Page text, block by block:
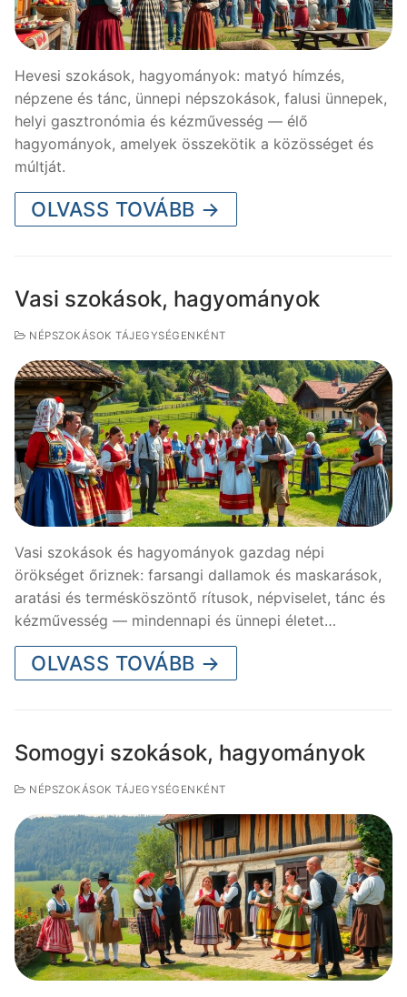
Hevesi szokások, hagyományok: matyó hímzés,
népzene és tánc, ünnepi népszokások, falusi ünnepek,
helyi gasztronómia és kézművesség — élő
hagyományok, amelyek összekötik a közösséget és
múltját.
OLVASS TOVÁBB →
Vasi szokások, hagyományok
NÉPSZOKÁSOK TÁJEGYSÉGENKÉNT
Vasi szokások és hagyományok gazdag népi
örökséget őriznek: farsangi dallamok és maskarások,
aratási és termésköszöntő rítusok, népviselet, tánc és
kézművesség — mindennapi és ünnepi életet…
OLVASS TOVÁBB →
Somogyi szokások, hagyományok
NÉPSZOKÁSOK TÁJEGYSÉGENKÉNT